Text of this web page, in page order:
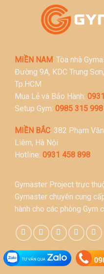
MIỀN NAM: Tòa nhà
Đường 9A, KDC Trung
Tp.HCM
Mua Lẻ và Bảo Hành:
Setup Gym: 0985 315 998
MIỀN BẮC: 382 Phạm
Liêm, Hà Nội
Hotline: 0931 458 898
Gymaster Project trực
Gymaster chuyên cung
hành cho các phòng Gym
Chính sách